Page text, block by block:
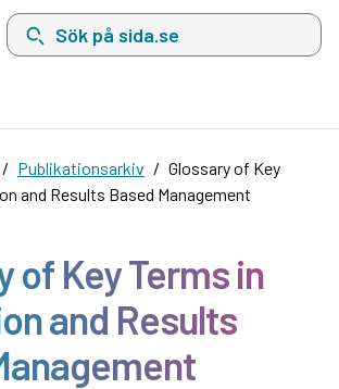
Sök på sida.se, sökförslag kommer att visas
Publikationsarkiv
Glossary of Key
and Results Based Management
of Key Terms in
and Results